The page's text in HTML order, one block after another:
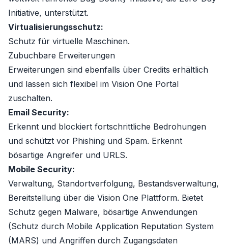
Initiative, unterstützt.
Virtualisierungsschutz:
Schutz für virtuelle Maschinen.
Zubuchbare Erweiterungen
Erweiterungen sind ebenfalls über Credits erhältlich
und lassen sich flexibel im Vision One Portal
zuschalten.
Email Security:
Erkennt und blockiert fortschrittliche Bedrohungen
und schützt vor Phishing und Spam. Erkennt
bösartige Angreifer und URLS.
Mobile Security:
Verwaltung, Standortverfolgung, Bestandsverwaltung,
Bereitstellung über die Vision One Plattform. Bietet
Schutz gegen Malware, bösartige Anwendungen
(Schutz durch Mobile Application Reputation System
(MARS) und Angriffen durch Zugangsdaten